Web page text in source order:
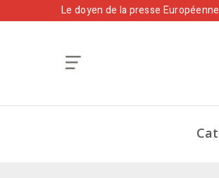
Le doyen de la presse Européenne